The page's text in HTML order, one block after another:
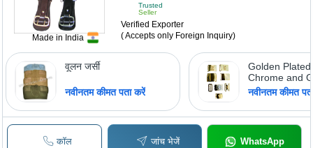
Made in India
Trusted
Seller
Verified Exporter
( Accepts only Foreign Inquiry)
वूलन जर्सी
नवीनतम कीमत पता करें
Golden
Chrome and
Plating Finish
Uniforms and
Ceremonial
नवीनतम कीमत
कॉल जांच भेजें WhatsApp